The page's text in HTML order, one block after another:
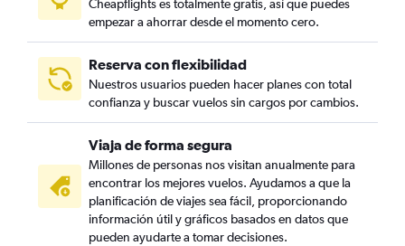
Cheapflights es totalmente gratis, así que puedes
empezar a ahorrar desde el momento cero.
Reserva con flexibilidad
Nuestros usuarios pueden hacer planes con total
confianza y buscar vuelos sin cargos por cambios.
Viaja de forma segura
Millones de personas nos visitan anualmente para
encontrar los mejores vuelos. Ayudamos a que la
planificación de viajes sea fácil, proporcionando
información útil y gráficos basados en datos que
pueden ayudarte a tomar decisiones.